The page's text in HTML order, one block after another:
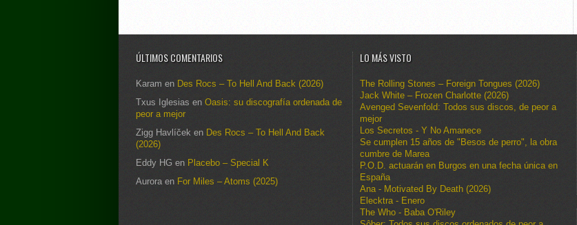
ÚLTIMOS COMENTARIOS
Karam en Des Rocs – To Hell And Back (2026)
Txus Iglesias en Oasis: su discografía ordenada de
peor a mejor
Zigg Havlíček en Des Rocs – To Hell And Back
(2026)
Eddy HG en Placebo – Special K
Auroraen For Miles – Atoms (2025)
LO MÁS VISTO
The Rolling Stones – Foreign Tongues (2026)
Jack White – Frozen Charlotte (2026)
Avenged Sevenfold: Todos sus discos, de peor a
mejor
Los Secretos - Y No Amanece
Se cumplen 15 años de "Besos de perro", la obra
cumbre de Marea
P.O.D. actuarán en Burgos en una fecha única en
España
Ana - Motivated By Death (2026)
Elecktra - Enero
The Who - Baba O'Riley